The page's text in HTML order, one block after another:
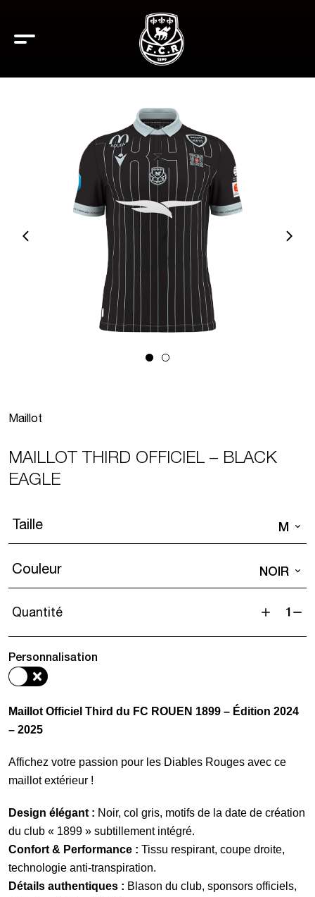
Maillot
MAILLOT THIRD OFFICIEL – BLACK
EAGLE
Taille M
Couleur NOIR
Quantité
quantité
de
-
Eagle
Personnalisation
Maillot Officiel Third du FC ROUEN 1899 – Édition 2024
– 2025
Affichez votre passion pour les Diables Rouges avec ce
maillot extérieur !
Design élégant : Noir, col gris, motifs de la date de création
du club « 1899 » subtillement intégré.
Confort & Performance : Tissu respirant, coupe droite,
technologie anti-transpiration.
Détails authentiques : Blason du club, sponsors officiels,